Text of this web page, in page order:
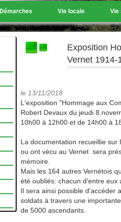
Démarches Vie locale Vie
Exposition
Vernet 1914-
le 13/11/2018
‌‌‌‌‌‌‌‌L'exposition "Hommage aux
Robert Devaux du jeudi 8
10h00 à 12h00 et de 14h00 à
La documentation recueillie
ou ont vécu au Vernet sera
mémoire.
Mais les 164 autres Vernétois
été oubliés: chacun d'entre
Il sera ainsi possible d'accéder
soldats à travers une
de 5000 ascendants.